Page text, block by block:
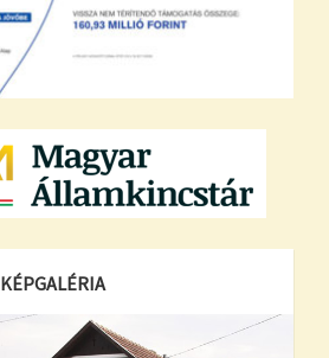
KÉPGALÉRIA